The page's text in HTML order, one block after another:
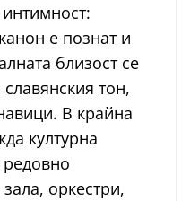
е познат и
близост се
тон,
В крайна
културна
редовно
оркестри,